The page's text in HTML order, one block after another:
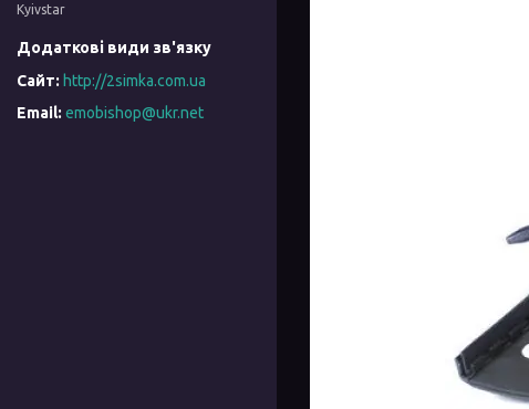
Kyivstar
http://2simka.com.ua
emobishop@ukr.net